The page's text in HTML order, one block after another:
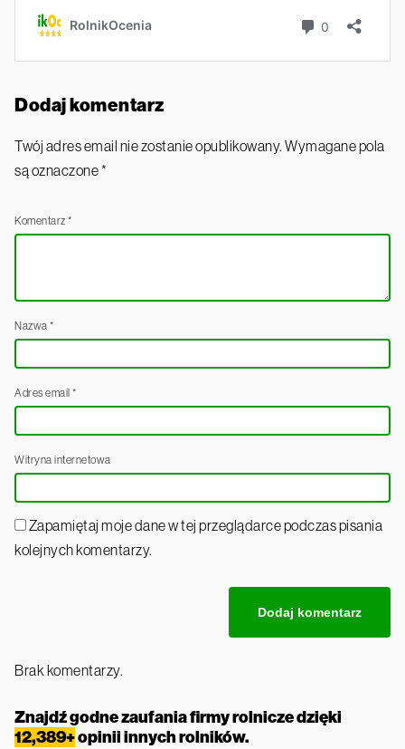
Dodaj komentarz
Twój adres email nie zostanie opublikowany. Wymagane pola
są oznaczone*
Komentarz *
Nazwa *
Adres email *
Witryna internetowa
Zapamiętaj moje dane w tej przeglądarce podczas pisania
kolejnych komentarzy.
Brak komentarzy.
Znajdź godne zaufania firmy rolnicze dzięki
12,389+opinii innych rolników.